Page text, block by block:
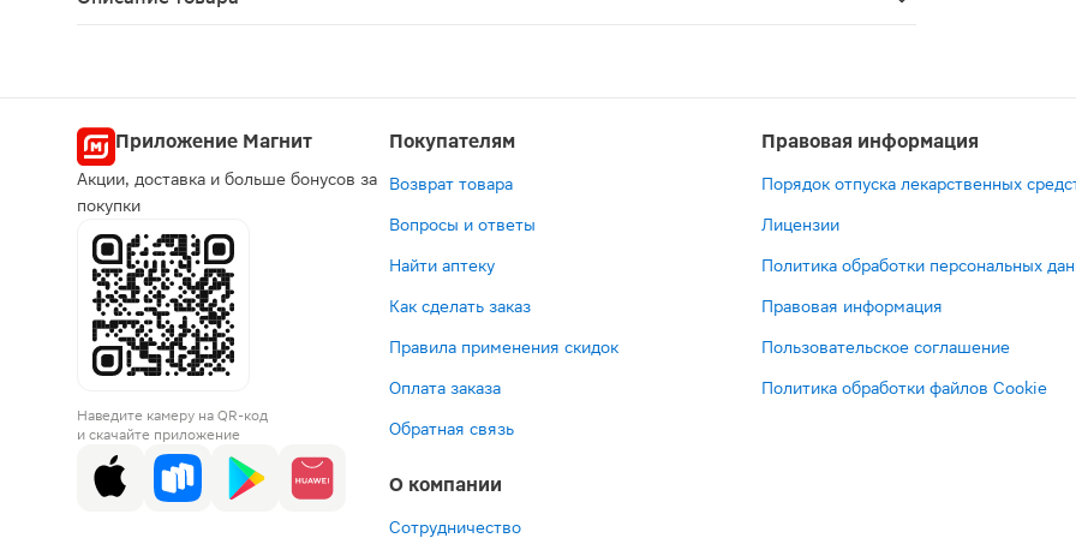
Приложение Магнит
Акции, доставка и больше бонусов за
покупки
Наведите камеру на QR-код
и скачайте приложение
Покупателям
Возврат товара
Вопросы и ответы
Найти аптеку
Как сделать заказ
Правила применения скидок
Оплата заказа
Обратная связь
О компании
Сотрудничество
Правовая информация
Порядок отпуска лекарственных
Лицензии
Политика обработки персональных
Правовая информация
Пользовательское соглашение
Политика обработки файлов Cookie